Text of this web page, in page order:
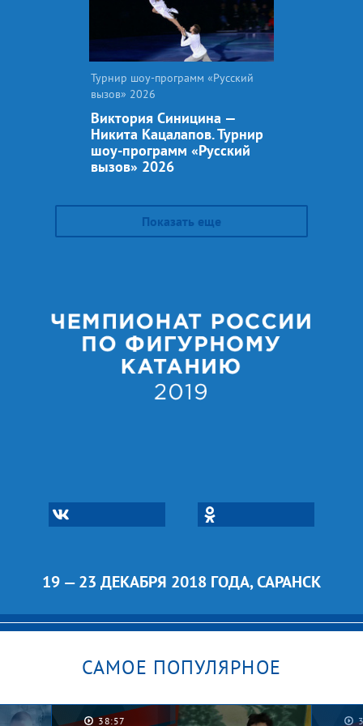
Турнир шоу-программ «Русский
вызов» 2026
Виктория Синицина —
Никита Кацалапов. Турнир
шоу-программ «Русский
вызов» 2026
Показать еще
19 — 23 ДЕКАБРЯ 2018 ГОДА, САРАНСК
САМОЕ ПОПУЛЯРНОЕ
38:57